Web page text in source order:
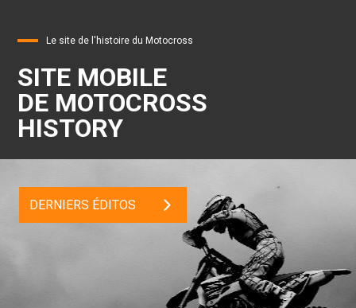
Le site de l'histoire du Motocross
SITE MOBILE
DE MOTOCROSS
HISTORY
DERNIERS ÉDITOS